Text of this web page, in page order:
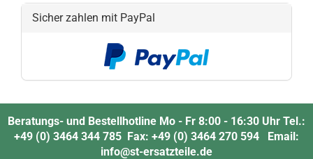
Sicher zahlen mit PayPal
Beratungs- und Bestellhotline Mo - Fr 8:00 - 16:30 Uhr Tel.:
+49 (0) 3464 344 785 Fax: +49 (0) 3464 270 594 Email:
info@st-ersatzteile.de